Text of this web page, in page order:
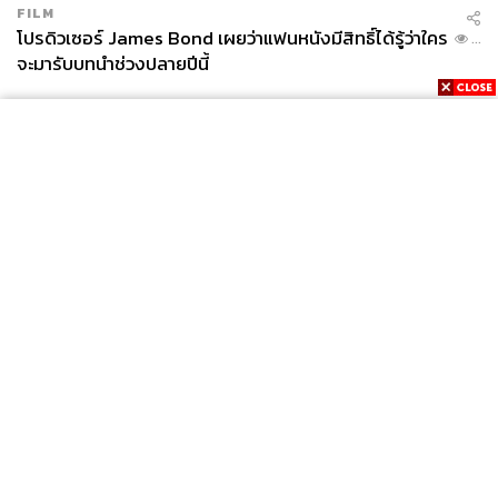
FILM
โปรดิวเซอร์ James Bond เผยว่าแฟนหนังมีสิทธิ์ได้รู้ว่าใคร
จะมารับบทนำช่วงปลายปีนี้
...